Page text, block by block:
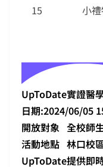
15
小
UpToDate實證醫
日期:2024/06/05
開放對象 全校師
活動地點 林口校
UpToDate提供即